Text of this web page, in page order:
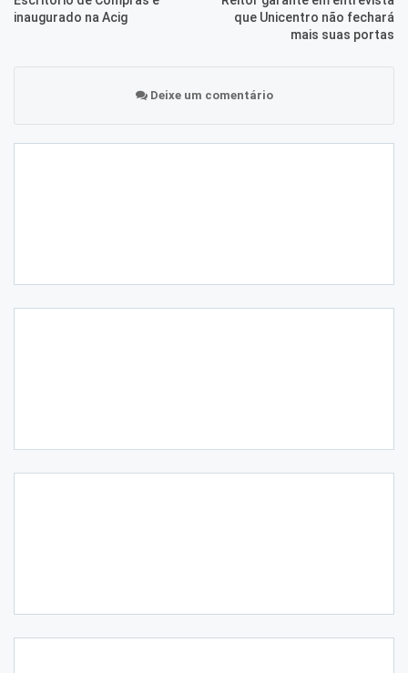
inaugurado na Acig
que Unicentro não fechará
mais suas portas
Deixe um comentário